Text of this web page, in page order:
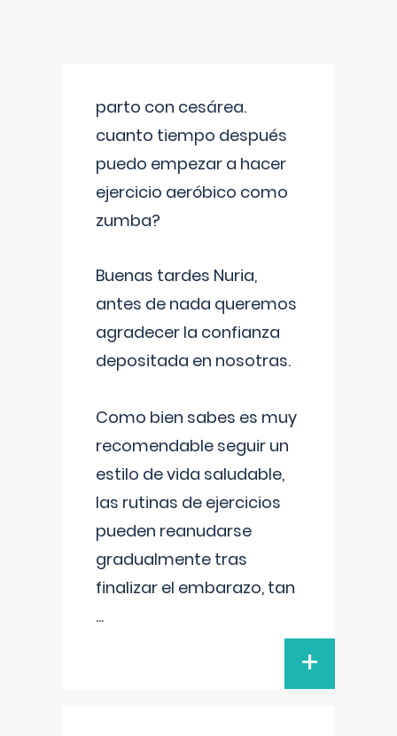
parto con cesárea.
cuanto tiempo después
puedo empezar a hacer
ejercicio aeróbico como
zumba?
Buenas tardes Nuria,
antes de nada queremos
agradecer la confianza
depositada en nosotras.
Como bien sabes es muy
recomendable seguir un
estilo de vida saludable,
las rutinas de ejercicios
pueden reanudarse
gradualmente tras
finalizar el embarazo, tan
...
+